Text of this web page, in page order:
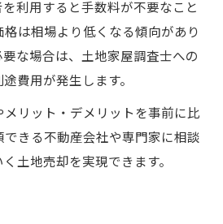
利用すると手数料が不要なこと
は相場より低くなる傾向があり
な場合は、土地家屋調査士への
費用が発生します。
リット・デメリットを事前に比
きる不動産会社や専門家に相談
土地売却を実現できます。